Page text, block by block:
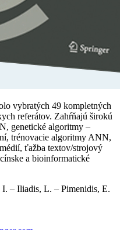
vybratých 49 kompletných
referátov. Zahŕňajú širokú
genetické algoritmy –
trénovacie algoritmy ANN,
ťažba textov/strojový
a bioinformatické
– Iliadis, L. – Pimenidis, E.